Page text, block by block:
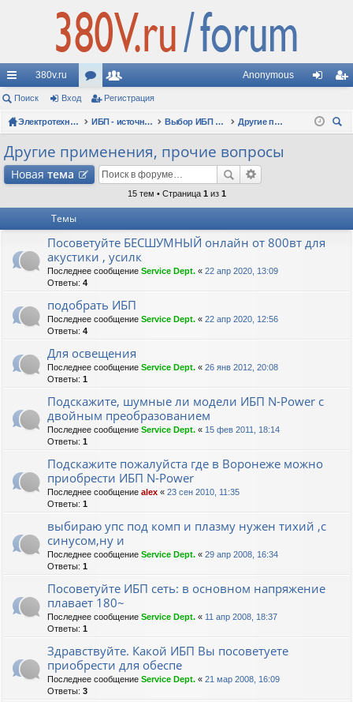
с
ы
лк
380v.ru
ор
ум
ол
ьз
ат
Anonymous
д ис
Поиск Вход Регистрация
Электротехнические форумы ИБП - источники бесперебойного питания Выбор ИБП по сфере применения (рекомендации, советы, опыт эксплуатации)
Другие применения, прочие вопросы
Другие применения, прочие вопросы
Новая тема
15 тем • Страница 1 из 1
Темы
Посоветуйте БЕСШУМНЫЙ онлайн от 800вт для
акустики , усилк
Последнее сообщение Service Dept. « 22 апр 2020, 13:09
Ответы: 4
подобрать ИБП
Последнее сообщение Service Dept. « 22 апр 2020, 12:56
Ответы: 4
Для освещения
Последнее сообщение Service Dept. « 26 янв 2012, 20:08
Ответы: 1
Подскажите, шумные ли модели ИБП N-Power с
двойным преобразованием
Последнее сообщение Service Dept. « 15 фев 2011, 18:14
Ответы: 1
Подскажите пожалуйста где в Воронеже можно
приобрести ИБП N-Power
Последнее сообщение alex « 23 сен 2010, 11:35
Ответы: 1
выбираю упс под комп и плазму нужен тихий ,с
синусом,ну и
Последнее сообщение Service Dept. « 29 апр 2008, 16:34
Ответы: 1
Посоветуйте ИБП сеть: в основном напряжение
плавает 180~
Последнее сообщение Service Dept. « 11 апр 2008, 18:37
Ответы: 1
Здравствуйте. Какой ИБП Вы посоветуете
приобрести для обеспе
Последнее сообщение Service Dept. « 21 мар 2008, 16:09
Ответы: 3